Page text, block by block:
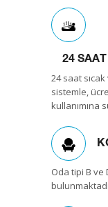
24
24 saat
sistemle,
kullanımına
Oda tipi B ve